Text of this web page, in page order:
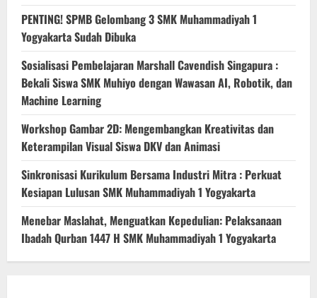
PENTING! SPMB Gelombang 3 SMK Muhammadiyah 1
Yogyakarta Sudah Dibuka
Sosialisasi Pembelajaran Marshall Cavendish Singapura :
Bekali Siswa SMK Muhiyo dengan Wawasan AI, Robotik, dan
Machine Learning
Workshop Gambar 2D: Mengembangkan Kreativitas dan
Keterampilan Visual Siswa DKV dan Animasi
Sinkronisasi Kurikulum Bersama Industri Mitra : Perkuat
Kesiapan Lulusan SMK Muhammadiyah 1 Yogyakarta
Menebar Maslahat, Menguatkan Kepedulian: Pelaksanaan
Ibadah Qurban 1447 H SMK Muhammadiyah 1 Yogyakarta